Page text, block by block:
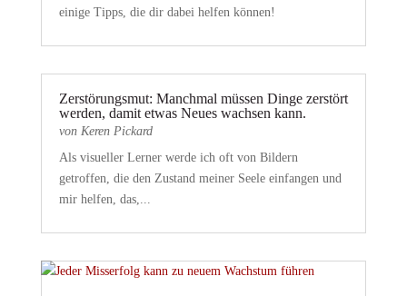
einige Tipps, die dir dabei helfen können!
Zerstörungsmut: Manchmal müssen Dinge zerstört
werden, damit etwas Neues wachsen kann.
von Keren Pickard
Als visueller Lerner werde ich oft von Bildern
getroffen, die den Zustand meiner Seele einfangen und
mir helfen, das,...